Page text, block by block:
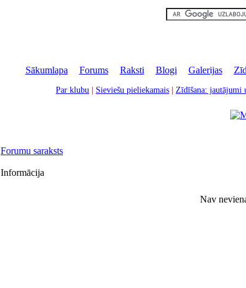
Sākumlapa
Forums| Raksti Blogi Galerijas|
Par klubu Sieviešu pieliekamais Zīdīšana: jautājumi
Forumu saraksts
Informācija
Nav